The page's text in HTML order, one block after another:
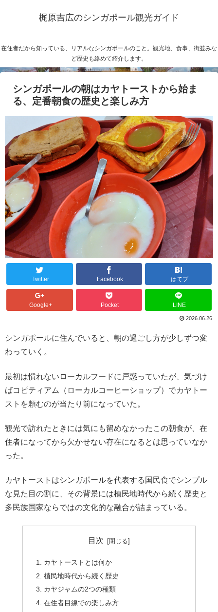
梶原吉広のシンガポール観光ガイド
在住者だから知っている、リアルなシンガポールのこと。観光地、食事、街並みな
ど歴史も絡めて紹介します。
シンガポールの朝はカヤトーストから始ま
る、定番朝食の歴史と楽しみ方
Twitter Facebook はてブ
Google+ Pocket LINE
2026.06.26
シンガポールに住んでいると、朝の過ごし方が少しずつ変
わっていく。
最初は慣れないローカルフードに戸惑っていたが、気づけ
ばコピティアム（ローカルコーヒーショップ）でカヤトー
ストを頼むのが当たり前になっていた。
観光で訪れたときには気にも留めなかったこの朝食が、在
住者になってから欠かせない存在になるとは思っていなか
った。
カヤトーストはシンガポールを代表する国民食でシンプル
な見た目の割に、その背景には植民地時代から続く歴史と
多民族国家ならではの文化的な融合が詰まっている。
目次
カヤトーストとは何か
植民地時代から続く歴史
カヤジャムの2つの種類
在住者目線での楽しみ方